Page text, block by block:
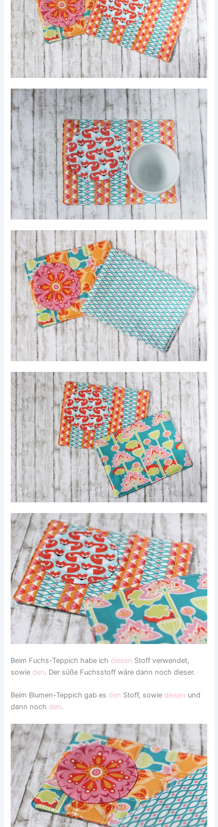
Beim Fuchs-Teppich habe ich diesen Stoff verwendet,
sowie den. Der süße Fuchsstoff wäre dann noch dieser.
Beim Blumen-Teppich gab es den Stoff, sowie diesen und
dann noch den.